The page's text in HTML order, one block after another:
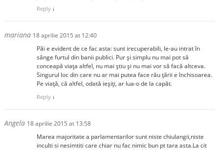
Reply ↓
mariana 18 aprilie 2015 at 12:40
Păi e evident de ce fac asta: sunt irecuperabili, le-au intrat în
sânge furtul din banii publici. Pur și simplu nu mai pot să
conceapă viața altfel, nu mai știu și nu mai vor să facă altceva.
Singurul loc din care nu ar mai putea face rău țării e închisoarea.
Pe viață, că altfel, odată ieșiți, ar lua-o de la capăt.
Reply ↓
Angela 18 aprilie 2015 at 13:58
Marea majoritate a parlamentarilor sunt niste chiulangii,niste
inculti si nesimtiti care chiar nu fac nimic bun pt tara asta.La cit